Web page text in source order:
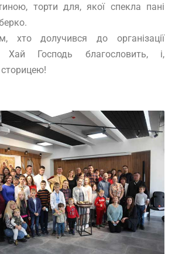
торти для, якої спекла пані
хто долучився до організації
Хай Господь благословить, і,